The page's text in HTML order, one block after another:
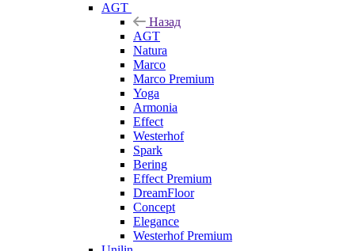
AGT
Назад
AGT
Natura
Marco
Marco Premium
Yoga
Armonia
Effect
Westerhof
Spark
Bering
Effect Premium
DreamFloor
Concept
Elegance
Westerhof Premium